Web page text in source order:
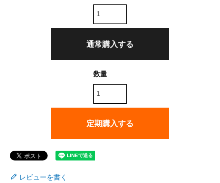
通常購入する
定期購入する
レビューを書く